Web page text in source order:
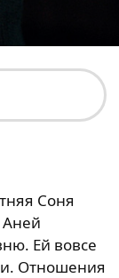
Соня
Ей вовсе
Отношения